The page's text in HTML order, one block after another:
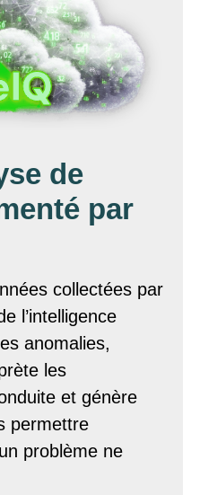
de
par
collectées par
l’intelligence
anomalies,
les
et génère
permettre
problème ne